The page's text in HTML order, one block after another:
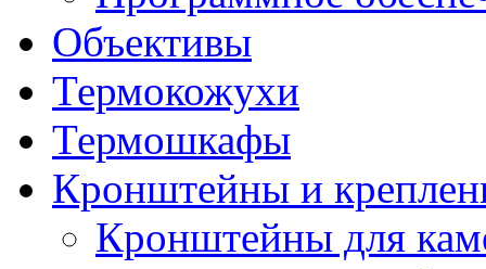
Объективы
Термокожухи
Термошкафы
Кронштейны и
Кронштейны для